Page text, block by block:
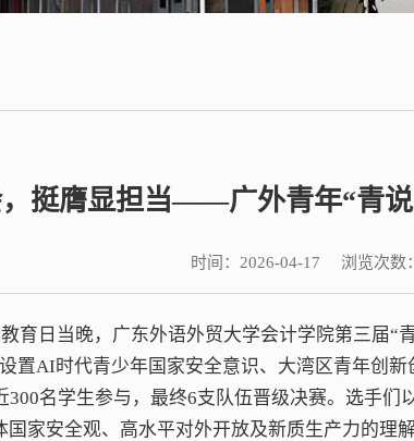
挺膺显担当——广外青年“青
时间： 2026-04-17 浏览次数
育日当晚，广东外语外贸大学会计学院第三届“
置AI时代青少年国家安全意识、大湾区青年创
300名学生参与，最终6支队伍晋级决赛。选手
国家安全观、高水平对外开放及新质生产力的理